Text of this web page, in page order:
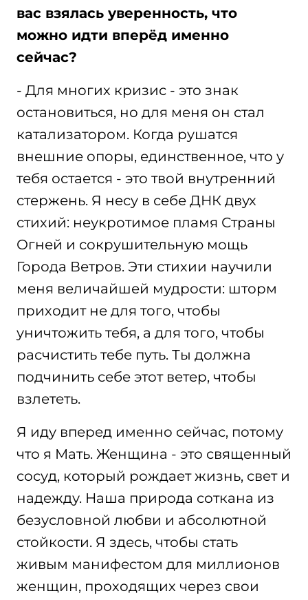
вас взялась уверенность, что
можно идти вперёд именно
сейчас?
- Для многих кризис - это знак
остановиться, но для меня он стал
катализатором. Когда рушатся
внешние опоры, единственное, что у
тебя остается - это твой внутренний
стержень. Я несу в себе ДНК двух
стихий: неукротимое пламя Страны
Огней и сокрушительную мощь
Города Ветров. Эти стихии научили
меня величайшей мудрости: шторм
приходит не для того, чтобы
уничтожить тебя, а для того, чтобы
расчистить тебе путь. Ты должна
подчинить себе этот ветер, чтобы
взлететь.
Я иду вперед именно сейчас, потому
что я Мать. Женщина - это священный
сосуд, который рождает жизнь, свет и
надежду. Наша природа соткана из
безусловной любви и абсолютной
стойкости. Я здесь, чтобы стать
живым манифестом для миллионов
женщин, проходящих через свои